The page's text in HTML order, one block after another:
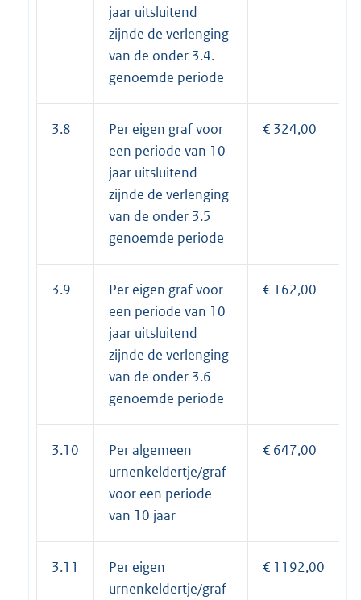
jaar uitsluitend
zijnde de verlenging
van de onder 3.4.
genoemde periode
3.8
Per eigen graf voor
een periode van 10
jaar uitsluitend
zijnde de verlenging
van de onder 3.5
genoemde periode
€ 324,00
3.9
Per eigen graf voor
een periode van 10
jaar uitsluitend
zijnde de verlenging
van de onder 3.6
genoemde periode
€ 162,00
3.10
Per algemeen
urnenkeldertje/graf
voor een periode
van 10 jaar
€ 647,00
3.11
Per eigen
urnenkeldertje/graf
€ 1192,00